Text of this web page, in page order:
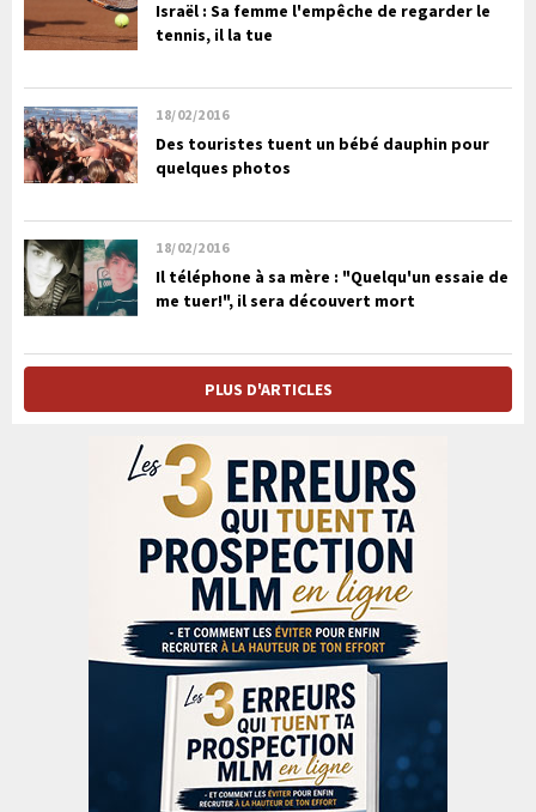
Israël : Sa femme l'empêche de regarder le
tennis, il la tue
18/02/2016
Des touristes tuent un bébé dauphin pour
quelques photos
18/02/2016
Il téléphone à sa mère : "Quelqu'un essaie de
me tuer!", il sera découvert mort
PLUS D'ARTICLES